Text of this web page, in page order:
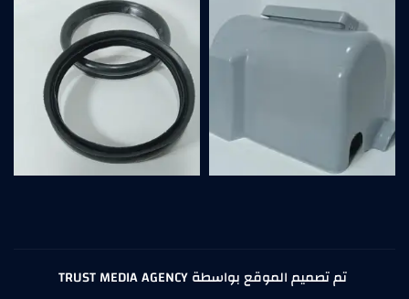
تم تصميم الموقع بواسطة TRUST MEDIA AGENCY